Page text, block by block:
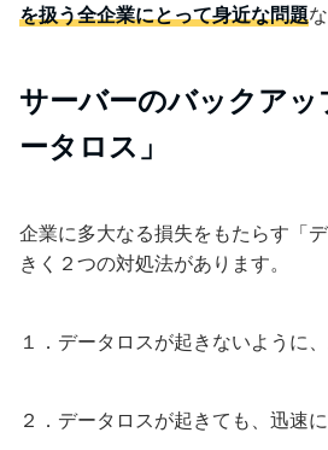
を扱う全企業にとって身近な問題
サーバーのバックア
ータロス」
企業に多大なる損失をもたらす「
きく２つの対処法があります。
１．データロスが起きないように、
２．データロスが起きても、迅速に